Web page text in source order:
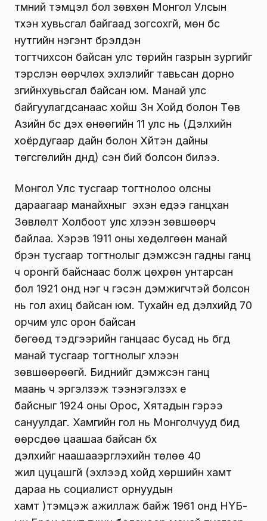
түмний тэмцэл бол зөвхөн Монгол Улсын
түүхэн хувьсгал байгаад зогсохгүй, мөн бүс
нутгийн нэгэнт бүрэлдэн
тогтчихсон байсан улс төрийн газрын зургийг
тэрслэн өөрчлөх эхлэлийг тавьсан дорно
зүгийнхувьсгал байсан юм. Манай улс
байгуулагдсанаас хойш Зүүн Хойд болон Төв
Азийн бүс дэх өнөөгийн 11 улс нь (Дэлхийн
хоёрдугаар дайн болон Хүйтэн дайны
төгсгөлийн дүнд) үүсэн бий болсон билээ.
Монгол Улс тусгаар тогтнолоо олсны
дараагаар манайхныг эхэн үедээ ганцхан
Зөвлөлт Холбоот улс хүлээн зөвшөөрч
байлаа. Хэрэв 1911 оны хөдөлгөөн манай
бүрэн тусгаар тогтнолыг дэмжсэн гадны ганц
ч оронгүй байснаас болж цөхрөн унтарсан
бол 1921 онд нэг ч гэсэн дэмжигчтэй болсон
нь гол ахиц байсан юм. Тухайн үед дэлхийд 70
орчим улс орон байсан
бөгөөд тэдгээрийн ганцаас бусад нь бүгд
манай тусгаар тогтнолыг хүлээн
зөвшөөрөөгүй. Биднийг дэмжсэн ганц
маань ч эргэлзэж тээнэгэлзэх үе
байсныг 1924 оны Орос, Хятадын гэрээ
сануулдаг. Хамгийн гол нь Монголчууд бид
өөрсдөө цаашаа байсан бүх
дэлхийг наашааэргүүлэхийн төлөө 40
жил цуцашгүй (эхлээд хойд хөршийн хамт
дараа нь социалист орнуудын
хамт )тэмцэж ажиллаж байж 1961 онд НҮБ-